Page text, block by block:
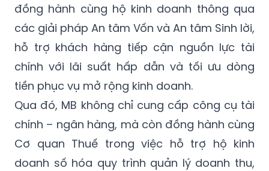
đồng hành cùng hộ kinh doanh thông qua
các giải pháp An tâm Vốn và An tâm Sinh lời,
hỗ trợ khách hàng tiếp cận nguồn lực tài
chính với lãi suất hấp dẫn và tối ưu dòng
tiền phục vụ mở rộng kinh doanh.
Qua đó, MB không chỉ cung cấp công cụ tài
chính – ngân hàng, mà còn đồng hành cùng
Cơ quan Thuế trong việc hỗ trợ hộ kinh
doanh số hóa quy trình quản lý doanh thu,